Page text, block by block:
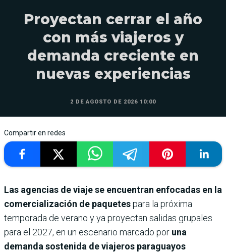
Proyectan cerrar el año
con más viajeros y
demanda creciente en
nuevas experiencias
2 DE AGOSTO DE 2026 10:00
Compartir en redes
Las agencias de viaje se encuentran enfocadas en la
comercialización de paquetespara la próxima
temporada de verano y ya proyectan salidas grupales
para el 2027, en un escenario marcado por una
demanda sostenida de viajeros paraguayos